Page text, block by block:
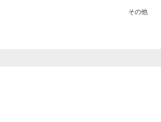
その他